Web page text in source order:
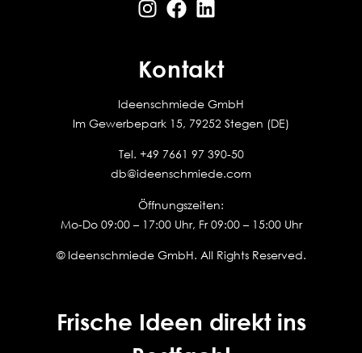
Kontakt
Ideenschmiede GmbH
Im Gewerbepark 15, 79252 Stegen (DE)
Tel. +49 7661 97 390-50
db@ideenschmiede.com
Öffnungszeiten:
Mo-Do 09:00 – 17:00 Uhr, Fr 09:00 – 15:00 Uhr
© Ideenschmiede GmbH. All Rights Reserved.
Frische Ideen direkt ins